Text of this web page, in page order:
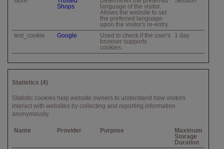
Shops
language of the visitor.
Allows the website to set
the preferred language
upon the visitor's re-entry.
test_cookie Google
Used to check if the user's
browser supports
cookies.
1 day
Statistics (4)
Statistic cookies help website owners to understand how visitors
interact with websites by collecting and reporting information
anonymously.
Name Provider Purpose
Maximum
Storage
Duration